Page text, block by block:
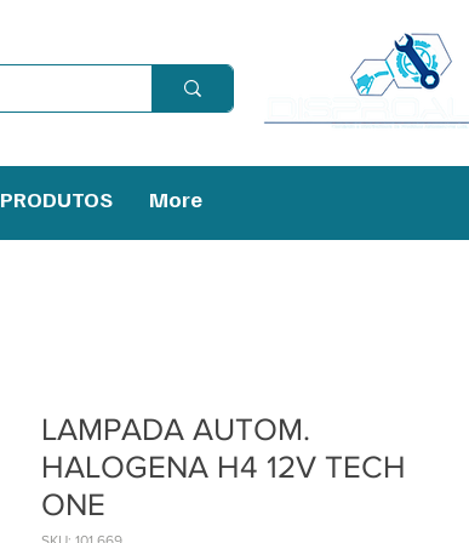
PRODUTOS More
LAMPADA AUTOM.
HALOGENA H4 12V TECH
ONE